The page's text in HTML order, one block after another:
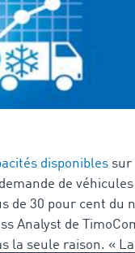
disponibles sur
de
de 30 pour cent du
Analyst de
la seule raison. «